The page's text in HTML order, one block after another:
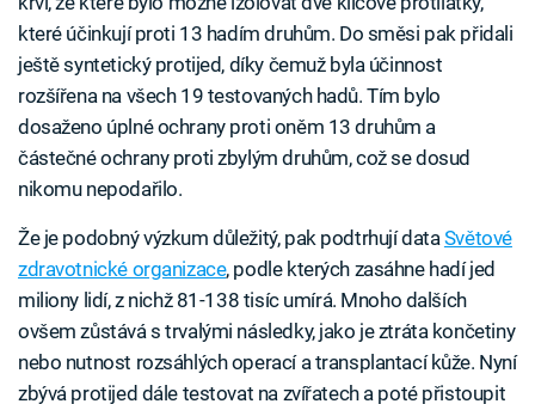
které účinkují proti 13 hadím druhům. Do směsi pak přidali
ještě syntetický protijed, díky čemuž byla účinnost
rozšířena na všech 19 testovaných hadů. Tím bylo
dosaženo úplné ochrany proti oněm 13 druhům a
částečné ochrany proti zbylým druhům, což se dosud
nikomu nepodařilo.
Že je podobný výzkum důležitý, pak podtrhují data Světové
zdravotnické organizace, podle kterých zasáhne hadí jed
miliony lidí, z nichž 81-138 tisíc umírá. Mnoho dalších
ovšem zůstává s trvalými následky, jako je ztráta končetiny
nebo nutnost rozsáhlých operací a transplantací kůže. Nyní
zbývá protijed dále testovat na zvířatech a poté přistoupit